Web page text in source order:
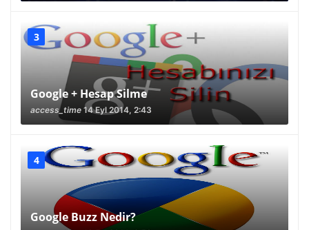
Google + Hesap Silme
access_time 14 Eyl 2014, 2:43
Google Buzz Nedir?